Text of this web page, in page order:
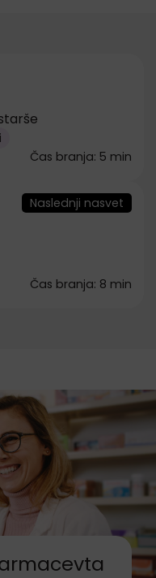
Čas branja: 5 min
Naslednji nasvet
Čas branja: 8 min